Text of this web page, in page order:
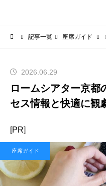
記事一覧 座席ガイド
2026.06.29
ロームシアター京都
セス情報と快適に観
[PR]
座席ガイド